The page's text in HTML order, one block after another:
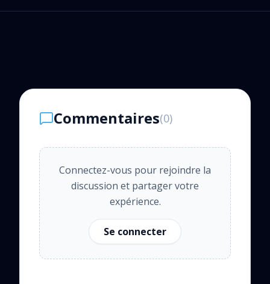
Commentaires(0)
Connectez-vous pour rejoindre la
discussion et partager votre
expérience.
Se connecter